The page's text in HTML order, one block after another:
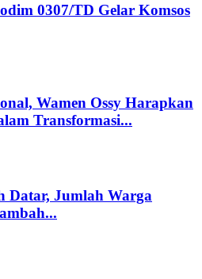
0307/TD Gelar Komsos
Wamen Ossy Harapkan
Transformasi...
Datar, Jumlah Warga